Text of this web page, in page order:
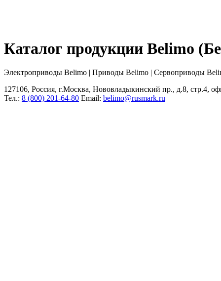
Каталог продукции Belimo
Электроприводы Belimo | Приводы Belimo | Сервоприводы
127106, Россия, г.Москва, Нововладыкинский пр., д.8, стр.4,
Тел.: 8 (800) 201-64-80 Еmail: belimo@rusmark.ru